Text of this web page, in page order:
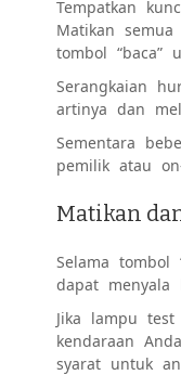
Tempatkan
Matikan
tombol “baca”
Serangkaian
artinya dan
Sementara
pemilik atau
Matikan
Selama tombol
dapat menyala
Jika lampu
kendaraan
syarat untuk